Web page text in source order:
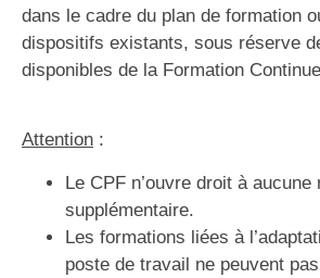
dans le cadre du plan de formation
dispositifs existants, sous réserve
disponibles de la Formation
Attention :
Le CPF n’ouvre droit à aucune
supplémentaire.
Les formations liées à
poste de travail ne peuvent